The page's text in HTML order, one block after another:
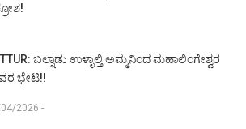
ಬಲ್ನಾಡು ಉಳ್ಳಾಲ್ತಿ ಅಮ್ಮನಿಂದ ಮಹಾಲಿಂಗೇಶ್ವರ
ಭೇಟಿ!!
2026 -